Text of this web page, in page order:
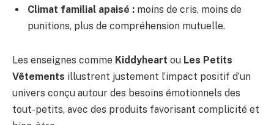
Climat familial apaisé : moins de cris, moins de
punitions, plus de compréhension mutuelle.
Les enseignes comme Kiddyheart ou Les Petits
Vêtements illustrent justement l’impact positif d’un
univers conçu autour des besoins émotionnels des
tout-petits, avec des produits favorisant complicité et